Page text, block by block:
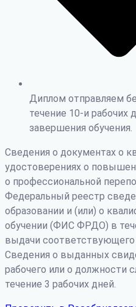
Диплом отправляем
течение 10-и рабочих
завершения обучения.
Сведения о документах о
удостоверениях о
о профессиональной
Федеральный реестр
образовании и (или) о
обучении (ФИС ФРДО) в
выдачи соответствующего
Сведения о выданных
рабочего или о должности
течение 3 рабочих дней.